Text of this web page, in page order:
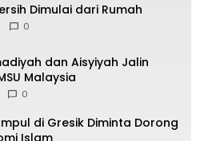
Dimulai dari Rumah
0
dan Aisyiyah Jalin
Malaysia
0
di Gresik Diminta Dorong